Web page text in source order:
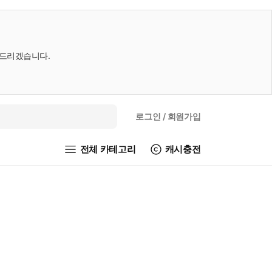
리겠습니다.
로그인 / 회원가입
전체 카테고리 캐시충전